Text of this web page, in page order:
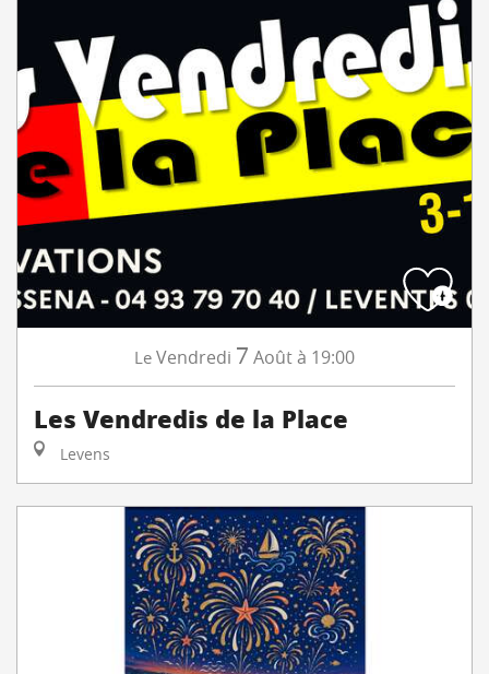
Le Vendredi 7 Aoûtà 19:00
Les Vendredis de la Place
Levens